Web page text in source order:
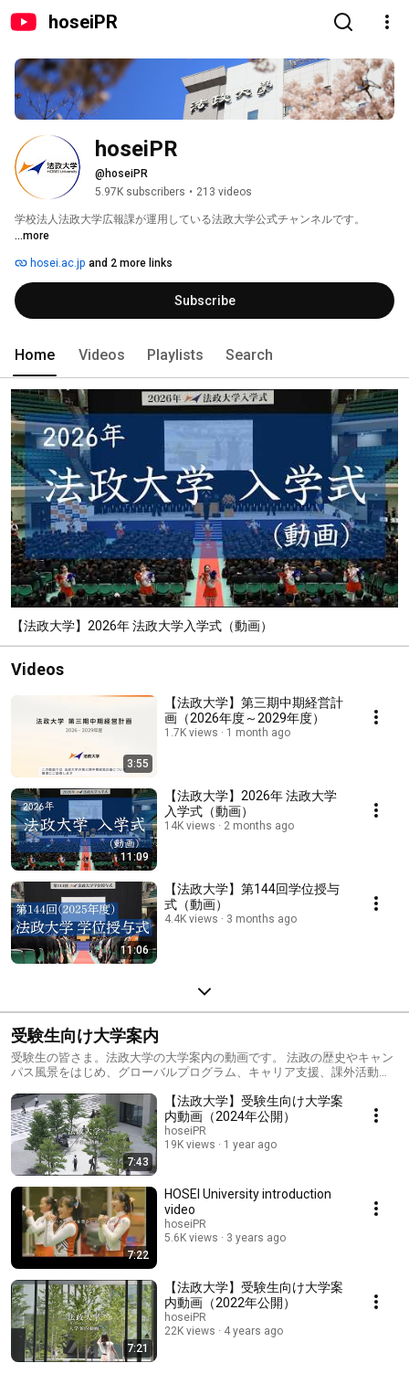
hoseiPR
hoseiPR
@hoseiPR
5.97K subscribers • 213 videos
学校法人法政大学広報課が運用している法政大学公式チャンネルです。
...more
hosei.ac.jp and 2 more links
Subscribe
Home Videos Playlists Search
【法政大学】2026年 法政大学入学式（動画）
Videos
3:55
【法政大学】第三期中期経営計
画（2026年度～2029年度）
1.7K views 1 month ago
11:09
【法政大学】2026年 法政大学
入学式（動画）
14K views 2 months ago
11:06
【法政大学】第144回学位授与
式（動画）
4.4K views 3 months ago
受験生向け大学案内
受験生の皆さま。法政大学の大学案内の動画です。 法政の歴史やキャン
パス風景をはじめ、グローバルプログラム、キャリア支援、課外活動な
7:43
【法政大学】受験生向け大学案
内動画（2024年公開）
hoseiPR
19K views
1 year ago
7:22
HOSEI University introduction
video
hoseiPR
5.6K views
3 years ago
7:21
【法政大学】受験生向け大学案
内動画（2022年公開）
hoseiPR
22K views
4 years ago